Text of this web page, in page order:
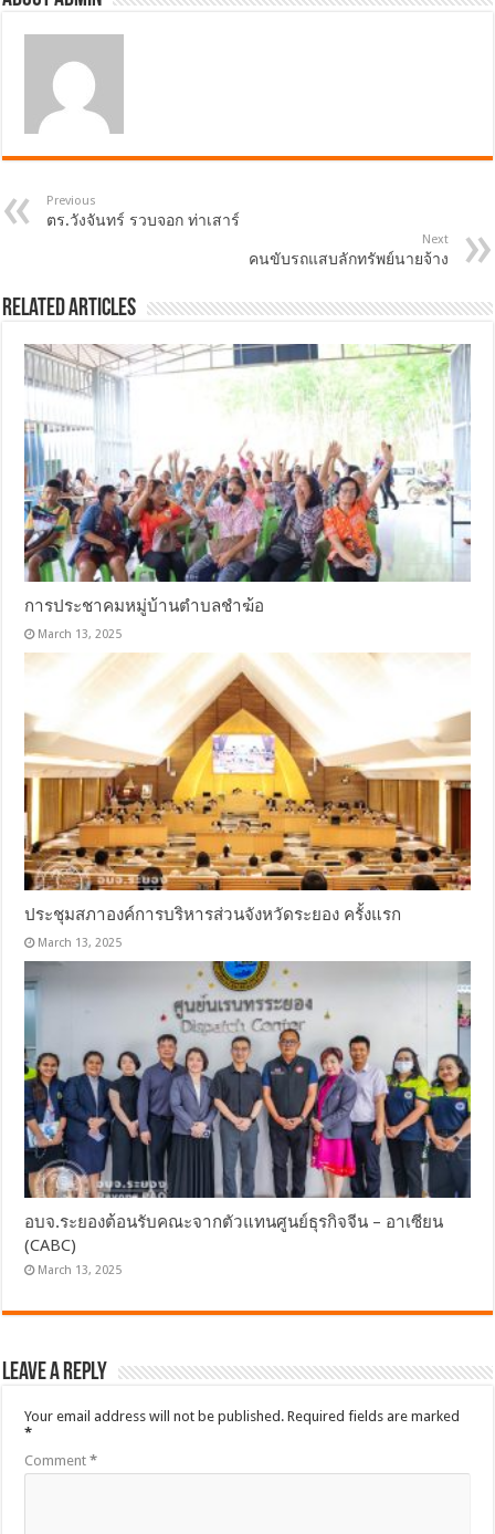
Previous
ตร.วังจันทร์ รวบจอก ท่าเสาร์
Next
คนขับรถแสบลักทรัพย์นายจ้าง
Related Articles
การประชาคมหมู่บ้านตำบลชำฆ้อ
March 13, 2025
ประชุมสภาองค์การบริหารส่วนจังหวัดระยอง ครั้งแรก
March 13, 2025
อบจ.ระยองต้อนรับคณะจากตัวแทนศูนย์ธุรกิจจีน – อาเซียน
(CABC)
March 13, 2025
Leave a Reply
Your email address will not be published. Required fields are marked
*
Comment*